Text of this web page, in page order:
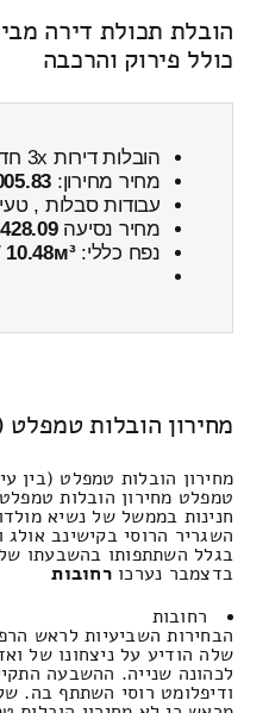
הובלת תכולת דירה
כולל פירוק והרכבה
הובלות דירות 3x חדרים בזול מבית שמש ← לאחיעזר
מחיר מחירון:
עבודות סבלות ,
מחיר נסיעה428.09 שקל
נפח כללי:10.48м³
מחירון הובלות טמפלט
מחירון הובלות טמפלט (בין
טמפלט מחירון הובלות טמפלט
חנינות בממשל של נשיא
השגריר הרוסי בקישינב אולג
בגלל השתתפותו בהשבעתו
בדצמבר נערכורחובות
רחובות
שלה הודיע ​​על ניצחונו של
ודיפלומט רוסי השתתף בה.